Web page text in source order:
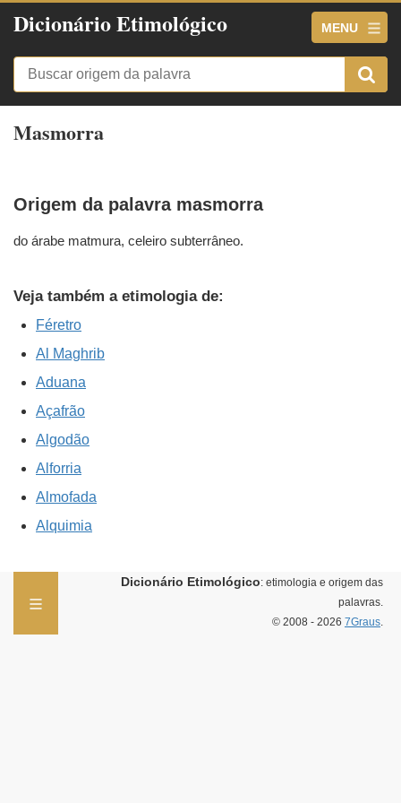
Dicionário Etimológico MENU
Masmorra
Origem da palavra masmorra
do árabe matmura, celeiro subterrâneo.
Veja também a etimologia de:
Féretro
Al Maghrib
Aduana
Açafrão
Algodão
Alforria
Almofada
Alquimia
Dicionário Etimológico: etimologia e origem das
palavras.
© 2008 - 2026 7Graus.